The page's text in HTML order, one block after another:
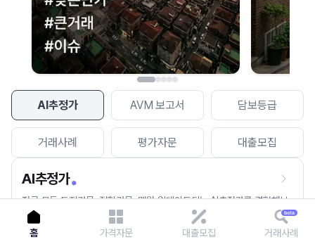
AI추정가 AVM 보고서 담보등급
거래사례 평가자문 대출모집
AI추정가
전국 모든 토지건물, 집합건물, 매월 업데이트되는 AI추정가를 경험해보
세요.
홈 가격자문 대출모집 거래사례